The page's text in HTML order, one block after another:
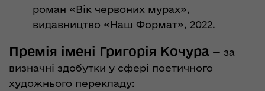
роман «Вік червоних мурах»,
видавництво «Наш Формат», 2022.
Премія імені Григорія Кочура — за
визначні здобутки у сфері поетичного
художнього перекладу: